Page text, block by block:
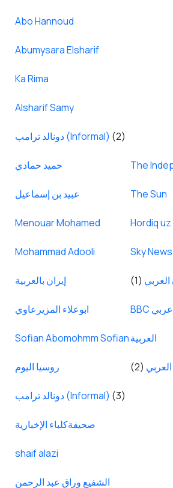
Abo Hannoud
Abumysara Elsharif
Ka Rima
Alsharif Samy
دونالد ترامب (Informal) (2)
حميد حمادي
عبيد بن إسماعيل
Menouar Mohamed
Mohammad Adooli
إيران بالعربية
ابوعلاء المزيرعاوي
Sofian Abomohmm Sofian
روسيا اليوم
دونالد ترامب (Informal) (3)
صحيفةكلباء الإخبارية
shaif alazi
الشفيع وراق عبد الرحمن
The
The Sun
Hordiq uz
Sky News
العربي (1)
BBC عربي
العربية
(2)